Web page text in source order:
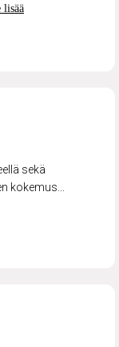
lisää
sekä
kokemus...
kotihoito